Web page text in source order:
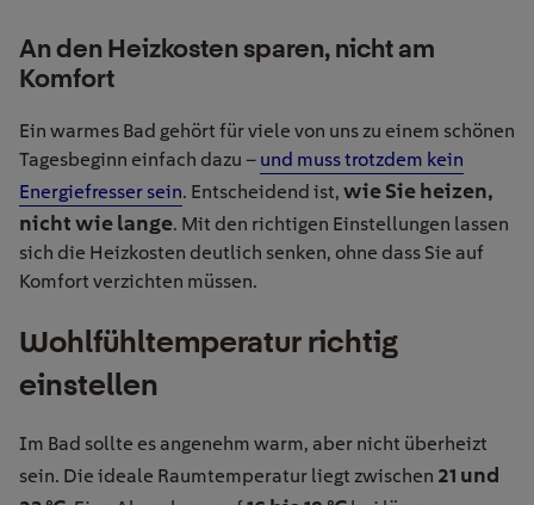
An den Heizkosten sparen, nicht am
Komfort
Ein warmes Bad gehört für viele von uns zu einem schönen
Tagesbeginn einfach dazu – und muss trotzdem kein
Energiefresser sein. Entscheidend ist, wie Sie heizen,
nicht wie lange. Mit den richtigen Einstellungen lassen
sich die Heizkosten deutlich senken, ohne dass Sie auf
Komfort verzichten müssen.
Wohlfühltemperatur richtig
einstellen
Im Bad sollte es angenehm warm, aber nicht überheizt
sein. Die ideale Raumtemperatur liegt zwischen 21 und